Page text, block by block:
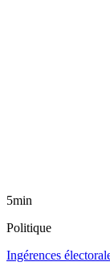
5min
Politique
Ingérences